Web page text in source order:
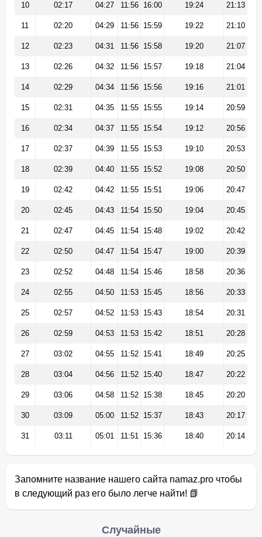
10 02:17 04:27 11:56 16:00 19:24 21:13
11 02:20 04:29 11:56 15:59 19:22 21:10
12 02:23 04:31 11:56 15:58 19:20 21:07
13 02:26 04:32 11:56 15:57 19:18 21:04
14 02:29 04:34 11:56 15:56 19:16 21:01
15 02:31 04:35 11:55 15:55 19:14 20:59
16 02:34 04:37 11:55 15:54 19:12 20:56
17 02:37 04:39 11:55 15:53 19:10 20:53
18 02:39 04:40 11:55 15:52 19:08 20:50
19 02:42 04:42 11:55 15:51 19:06 20:47
20 02:45 04:43 11:54 15:50 19:04 20:45
21 02:47 04:45 11:54 15:48 19:02 20:42
22 02:50 04:47 11:54 15:47 19:00 20:39
23 02:52 04:48 11:54 15:46 18:58 20:36
24 02:55 04:50 11:53 15:45 18:56 20:33
25 02:57 04:52 11:53 15:43 18:54 20:31
26 02:59 04:53 11:53 15:42 18:51 20:28
27 03:02 04:55 11:52 15:41 18:49 20:25
28 03:04 04:56 11:52 15:40 18:47 20:22
29 03:06 04:58 11:52 15:38 18:45 20:20
30 03:09 05:00 11:52 15:37 18:43 20:17
31 03:11 05:01 11:51 15:36 18:40 20:14
Запомните название нашего сайта namaz.pro чтобы
в следующий раз его было легче найти! 📗
Случайные